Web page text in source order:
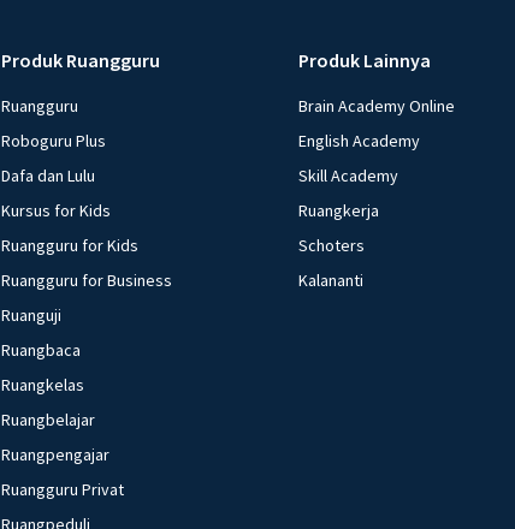
Produk Ruangguru
Ruangguru
Roboguru Plus
Dafa dan Lulu
Kursus for Kids
Ruangguru for Kids
Ruangguru for Business
Ruanguji
Ruangbaca
Ruangkelas
Ruangbelajar
Ruangpengajar
Ruangguru Privat
Ruangpeduli
Produk Lainnya
Brain Academy Online
English Academy
Skill Academy
Ruangkerja
Schoters
Kalananti